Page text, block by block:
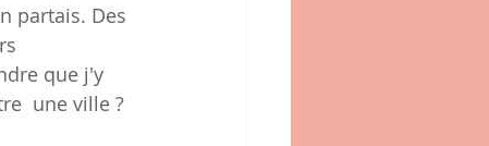
partais. Des
que j'y
une ville ?